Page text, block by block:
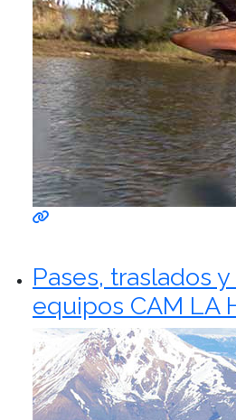
Pases, traslados
equipos CAM LA